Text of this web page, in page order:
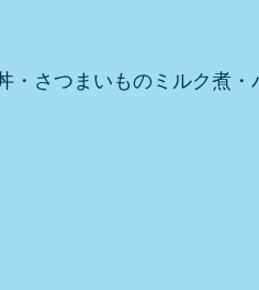
・さつまいものミルク煮